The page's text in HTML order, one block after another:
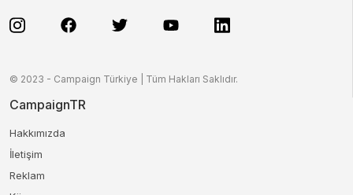
© 2023 - Campaign Türkiye | Tüm Hakları Saklıdır.
CampaignTR
Hakkımızda
İletişim
Reklam